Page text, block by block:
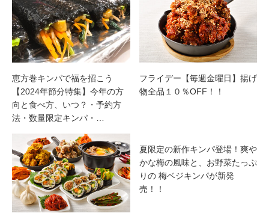
恵方巻キンパで福を招こう
【2024年節分特集】今年の方
向と食べ方、いつ？・予約方
法・数量限定キンパ・…
フライデー【毎週金曜日】揚げ
物全品１０％OFF！！
夏限定の新作キンパ登場！爽や
かな梅の風味と、お野菜たっぷ
りの 梅ベジキンパが新発
売！！